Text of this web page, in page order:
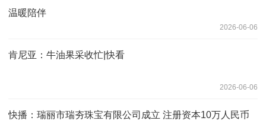
温暖陪伴
2026-06-06
肯尼亚：牛油果采收忙|快看
2026-06-06
快播：瑞丽市瑞夯珠宝有限公司成立 注册资本10万人民币